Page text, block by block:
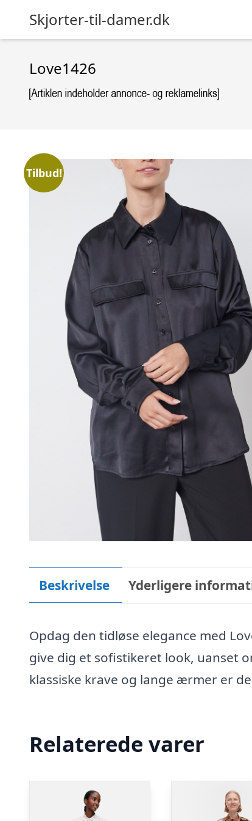
Skjorter-til-damer.dk
Love1426
Tilbud!
Beskrivelse Yderligere
Opdag den tidløse elegance med
give dig et sofistikeret look, uanset
klassiske krave og lange ærmer er
Relaterede varer